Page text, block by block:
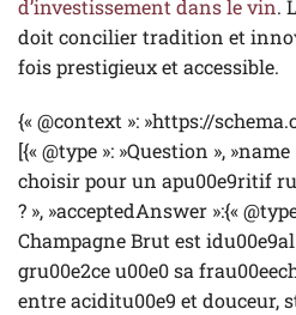
d’investissement dans le vin.
doit concilier tradition et
fois prestigieux et accessible.
{« @context »: »https://
[{« @type »: »Question »,
choisir pour un apu00e9ritif
? », »acceptedAnswer »:{«
Champagne Brut est
gru00e2ce u00e0 sa
entre aciditu00e9 et